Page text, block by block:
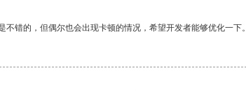
不错的，但偶尔也会出现卡顿的情况，希望开发者能够优化一下。